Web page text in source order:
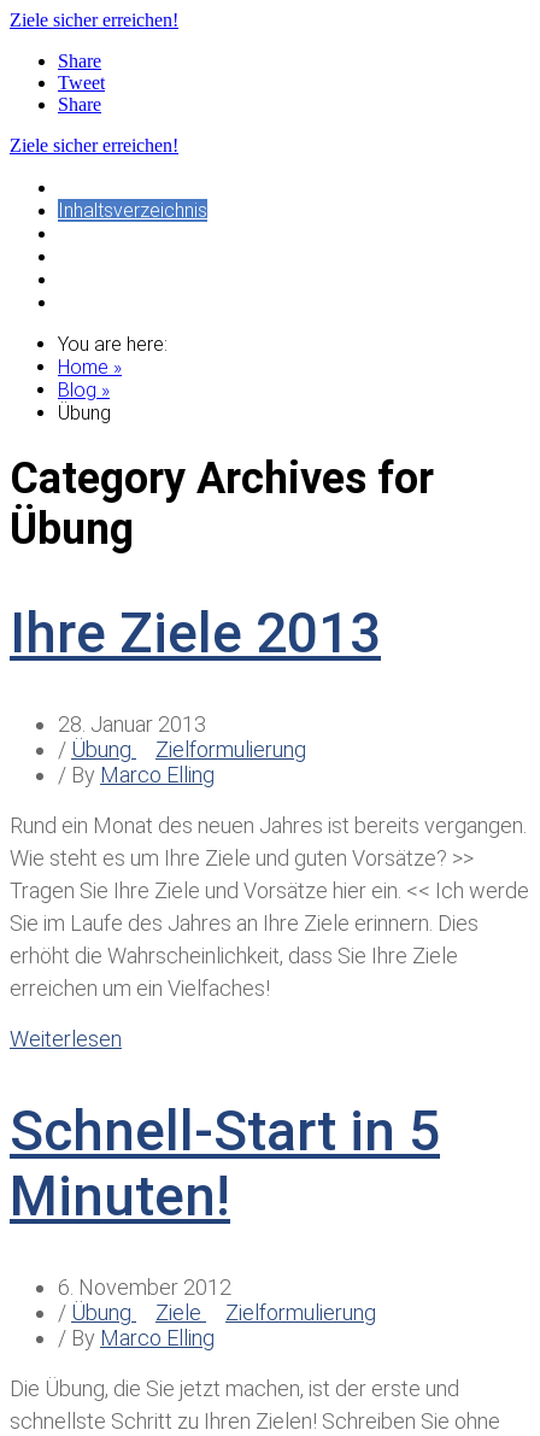
Ziele sicher erreichen!
Share
Tweet
Share
Ziele sicher erreichen!
Inhaltsverzeichnis
You are here:
Home »
Blog »
Übung
Category Archives for
Übung
Ihre Ziele 2013
28. Januar 2013
/ Übung
Zielformulierung
/ By Marco Elling
Rund ein Monat des neuen Jahres ist bereits vergangen.
Wie steht es um Ihre Ziele und guten Vorsätze? >>
Tragen Sie Ihre Ziele und Vorsätze hier ein. << Ich werde
Sie im Laufe des Jahres an Ihre Ziele erinnern. Dies
erhöht die Wahrscheinlichkeit, dass Sie Ihre Ziele
erreichen um ein Vielfaches!
Weiterlesen
Schnell-Start in 5
Minuten!
6. November 2012
/ Übung Ziele
Zielformulierung
/ By Marco Elling
Die Übung, die Sie jetzt machen, ist der erste und
schnellste Schritt zu Ihren Zielen! Schreiben Sie ohne